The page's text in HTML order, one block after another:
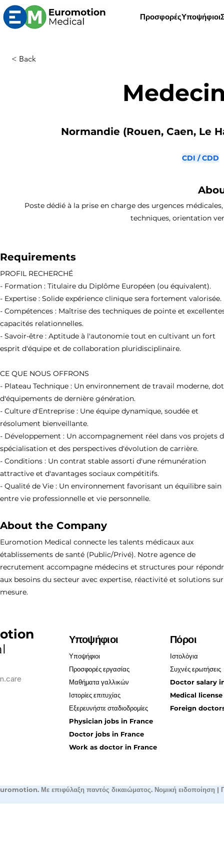
ΠροσφορέςΥποψήφιοι
< Back
Normandie (Rouen, Caen, Le
CDI / CDD
Poste dédié à la prise en charge des urgences
techniques, orientation
Requirements
PROFIL RECHERCHÉ
- Formation : Titulaire du Diplôme Européen (ou équivalent).
- Expertise : Solide expérience clinique sera fortement valorisée.
- Compétences : Maîtrise des techniques de pointe et
capacités relationnelles.
- Savoir-être : Aptitude à l'autonomie tout en cultivant un fort
esprit d'équipe et de collaboration pluridisciplinaire.
CE QUE NOUS OFFRONS
- Plateau Technique : Un environnement de travail moderne,
d'équipements de dernière génération.
- Culture d'Entreprise : Une équipe dynamique, soudée et
résolument bienveillante.
- Développement : Un accompagnement réel dans vos projets
spécialisation et des perspectives d'évolution de carrière.
- Conditions : Un contrat stable assorti d'une rémunération
attractive et d'avantages sociaux compétitifs.
- Qualité de Vie : Un environnement favorisant un équilibre sain
entre vie professionnelle et vie personnelle.
About the Company
Euromotion Medical connecte les talents médicaux aux
établissements de santé (Public/Privé). Notre agence de
recrutement accompagne médecins et structures pour
aux besoins du secteur avec expertise, réactivité et solutions sur
mesure.
Υποψήφιοι
Υποψήφιοι
Προσφορές εργασίας
Μαθήματα γαλλικών
Ιστορίες επιτυχίας
Εξερευνήστε σταδιοδρομίες
Physician jobs in France
Doctor jobs in France
Work as doctor in France
Πόροι
Ιστολόγια
Συχνές ερωτήσεις
Doctor salary
Medical
Foreign
Με επιφύλαξη παντός δικαιώματος. Νομική ειδοποίηση |